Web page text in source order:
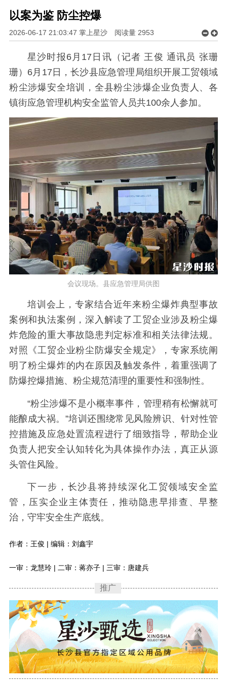
以案为鉴 防尘控爆
2026-06-17 21:03:47 掌上星沙 阅读量 2953
星沙时报6月17日讯（记者 王俊 通讯员 张珊
珊）6月17日，长沙县应急管理局组织开展工贸领域
粉尘涉爆安全培训，全县粉尘涉爆企业负责人、各
镇街应急管理机构安全监管人员共100余人参加。
会议现场。县应急管理局供图
培训会上，专家结合近年来粉尘爆炸典型事故
案例和执法案例，深入解读了工贸企业涉及粉尘爆
炸危险的重大事故隐患判定标准和相关法律法规。
对照《工贸企业粉尘防爆安全规定》，专家系统阐
明了粉尘爆炸的内在原因及触发条件，着重强调了
防爆控爆措施、粉尘规范清理的重要性和强制性。
“粉尘涉爆不是小概率事件，管理稍有松懈就可
能酿成大祸。”培训还围绕常见风险辨识、针对性管
控措施及应急处置流程进行了细致指导，帮助企业
负责人把安全认知转化为具体操作办法，真正从源
头管住风险。
下一步，长沙县将持续深化工贸领域安全监
管，压实企业主体责任，推动隐患早排查、早整
治，守牢安全生产底线。
作者：王俊 | 编辑：刘鑫宇
一审：龙慧玲 | 二审：蒋亦子 | 三审：唐建兵
推广